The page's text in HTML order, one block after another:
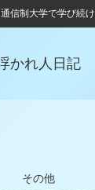
信制大学で学び続
かれ人日記
その他